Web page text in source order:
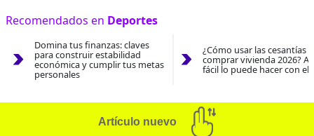
Recomendados en Deportes
Domina tus finanzas: claves
para construir estabilidad
económica y cumplir tus metas
personales
¿Cómo usar las cesantías
comprar vivienda 2026?
fácil lo puede hacer con el
Artículo nuevo